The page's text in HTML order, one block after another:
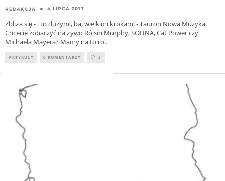
REDAKCJA 4 LIPCA 2017
Zbliża się - i to dużymi, ba, wielkimi krokami - Tauron Nowa Muzyka.
Chcecie zobaczyć na żywo Róisín Murphy, SOHNA, Cat Power czy
Michaela Mayera? Mamy na to ro...
ARTYKUŁY 0 KOMENTARZY 3